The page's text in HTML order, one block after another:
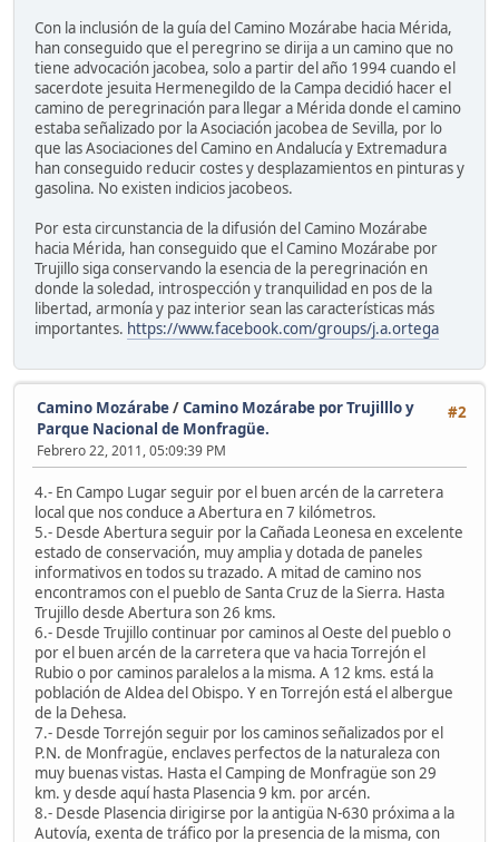
Con la inclusión de la guía del Camino Mozárabe hacia Mérida,
han conseguido que el peregrino se dirija a un camino que no
tiene advocación jacobea, solo a partir del año 1994 cuando el
sacerdote jesuita Hermenegildo de la Campa decidió hacer el
camino de peregrinación para llegar a Mérida donde el camino
estaba señalizado por la Asociación jacobea de Sevilla, por lo
que las Asociaciones del Camino en Andalucía y Extremadura
han conseguido reducir costes y desplazamientos en pinturas y
gasolina. No existen indicios jacobeos.
Por esta circunstancia de la difusión del Camino Mozárabe
hacia Mérida, han conseguido que el Camino Mozárabe por
Trujillo siga conservando la esencia de la peregrinación en
donde la soledad, introspección y tranquilidad en pos de la
libertad, armonía y paz interior sean las características más
importantes. https://www.facebook.com/groups/j.a.ortega
#2
Camino Mozárabe/Camino Mozárabe por Trujilllo y
Parque Nacional de Monfragüe.
Febrero 22, 2011, 05:09:39 PM
4.- En Campo Lugar seguir por el buen arcén de la carretera
local que nos conduce a Abertura en 7 kilómetros.
5.- Desde Abertura seguir por la Cañada Leonesa en excelente
estado de conservación, muy amplia y dotada de paneles
informativos en todos su trazado. A mitad de camino nos
encontramos con el pueblo de Santa Cruz de la Sierra. Hasta
Trujillo desde Abertura son 26 kms.
6.- Desde Trujillo continuar por caminos al Oeste del pueblo o
por el buen arcén de la carretera que va hacia Torrejón el
Rubio o por caminos paralelos a la misma. A 12 kms. está la
población de Aldea del Obispo. Y en Torrejón está el albergue
de la Dehesa.
7.- Desde Torrejón seguir por los caminos señalizados por el
P.N. de Monfragüe, enclaves perfectos de la naturaleza con
muy buenas vistas. Hasta el Camping de Monfragüe son 29
km. y desde aquí hasta Plasencia 9 km. por arcén.
8.- Desde Plasencia dirigirse por la antigüa N-630 próxima a la
Autovía, exenta de tráfico por la presencia de la misma, con